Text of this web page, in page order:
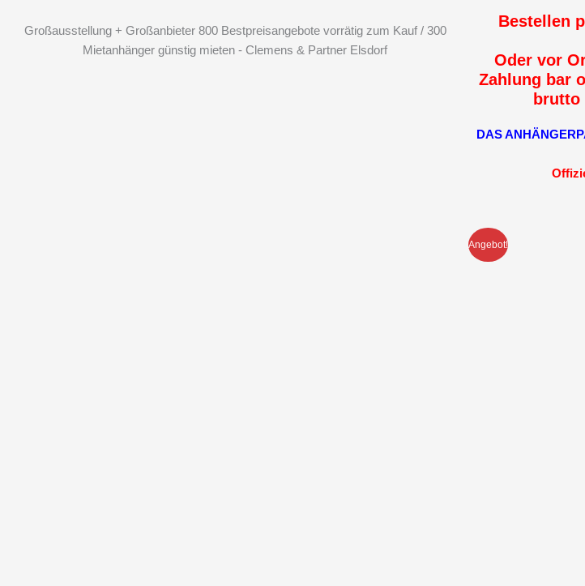
Großausstellung + Großanbieter 800 Bestpreisangebote vorrätig zum Kauf / 300
Mietanhänger günstig mieten - Clemens & Partner Elsdorf
Bestellen
Oder vor
Zahlung bar
brutto
DAS
Angebot!